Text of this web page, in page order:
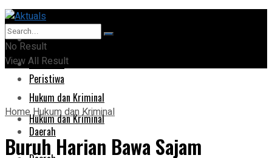
Home
Peristiwa
Hukum dan Kriminal
Daerah
Home
Peristiwa
Hukum dan Kriminal
No Result
View All Result
HomeHukum dan Kriminal
Buruh Harian Bawa Sajam